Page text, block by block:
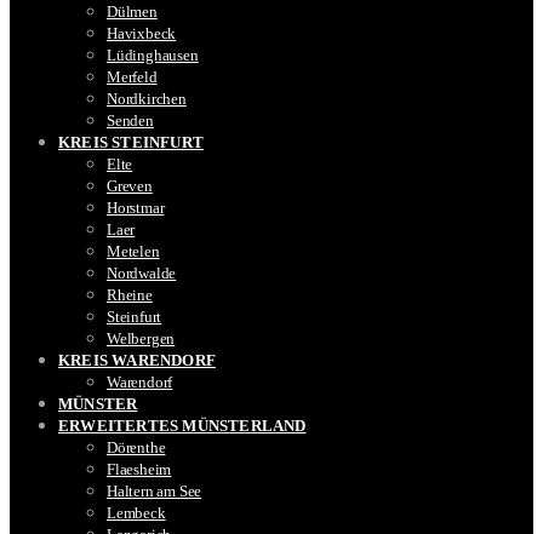
Dülmen
Havixbeck
Lüdinghausen
Merfeld
Nordkirchen
Senden
KREIS STEINFURT
Elte
Greven
Horstmar
Laer
Metelen
Nordwalde
Rheine
Steinfurt
Welbergen
KREIS WARENDORF
Warendorf
MÜNSTER
ERWEITERTES MÜNSTERLAND
Dörenthe
Flaesheim
Haltern am See
Lembeck